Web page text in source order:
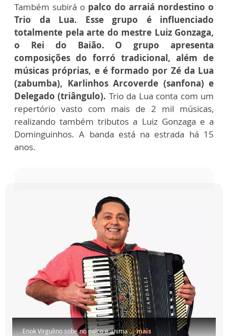
Também subirá o palco do arraiá nordestino o
Trio da Lua. Esse grupo é influenciado
totalmente pela arte do mestre Luiz Gonzaga,
o Rei do Baião. O grupo apresenta
composições do forró tradicional, além de
músicas próprias, e é formado por Zé da Lua
(zabumba), Karlinhos Arcoverde (sanfona) e
Delegado (triângulo). Trio da Lua conta com um
repertório vasto com mais de 2 mil músicas,
realizando também tributos a Luiz Gonzaga e a
Dominguinhos. A banda está na estrada há 15
anos.
Enok Virgulino sobe no palco e anima ... mais